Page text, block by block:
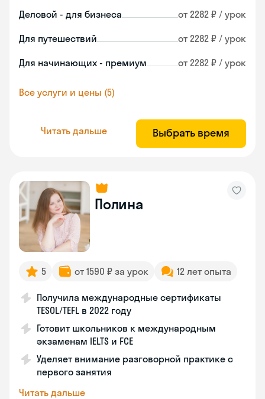
Деловой - для бизнеса от 2282 ₽ / урок
Для путешествий от 2282 ₽ / урок
Для начинающих - премиум от 2282 ₽ / урок
Все услуги и цены (5)
Читать дальше Выбрать время
Полина
5 от 1590 ₽ за урок 12 лет опыта
Получила международные сертификаты
TESOL/TEFL в 2022 году
Готовит школьников к международным
экзаменам IELTS и FCE
Уделяет внимание разговорной практике с
первого занятия
Читать дальше